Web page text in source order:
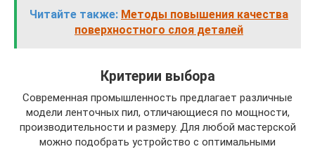
Читайте также: Методы повышения качества
поверхностного слоя деталей
Критерии выбора
Современная промышленность предлагает различные
модели ленточных пил, отличающиеся по мощности,
производительности и размеру. Для любой мастерской
можно подобрать устройство с оптимальными